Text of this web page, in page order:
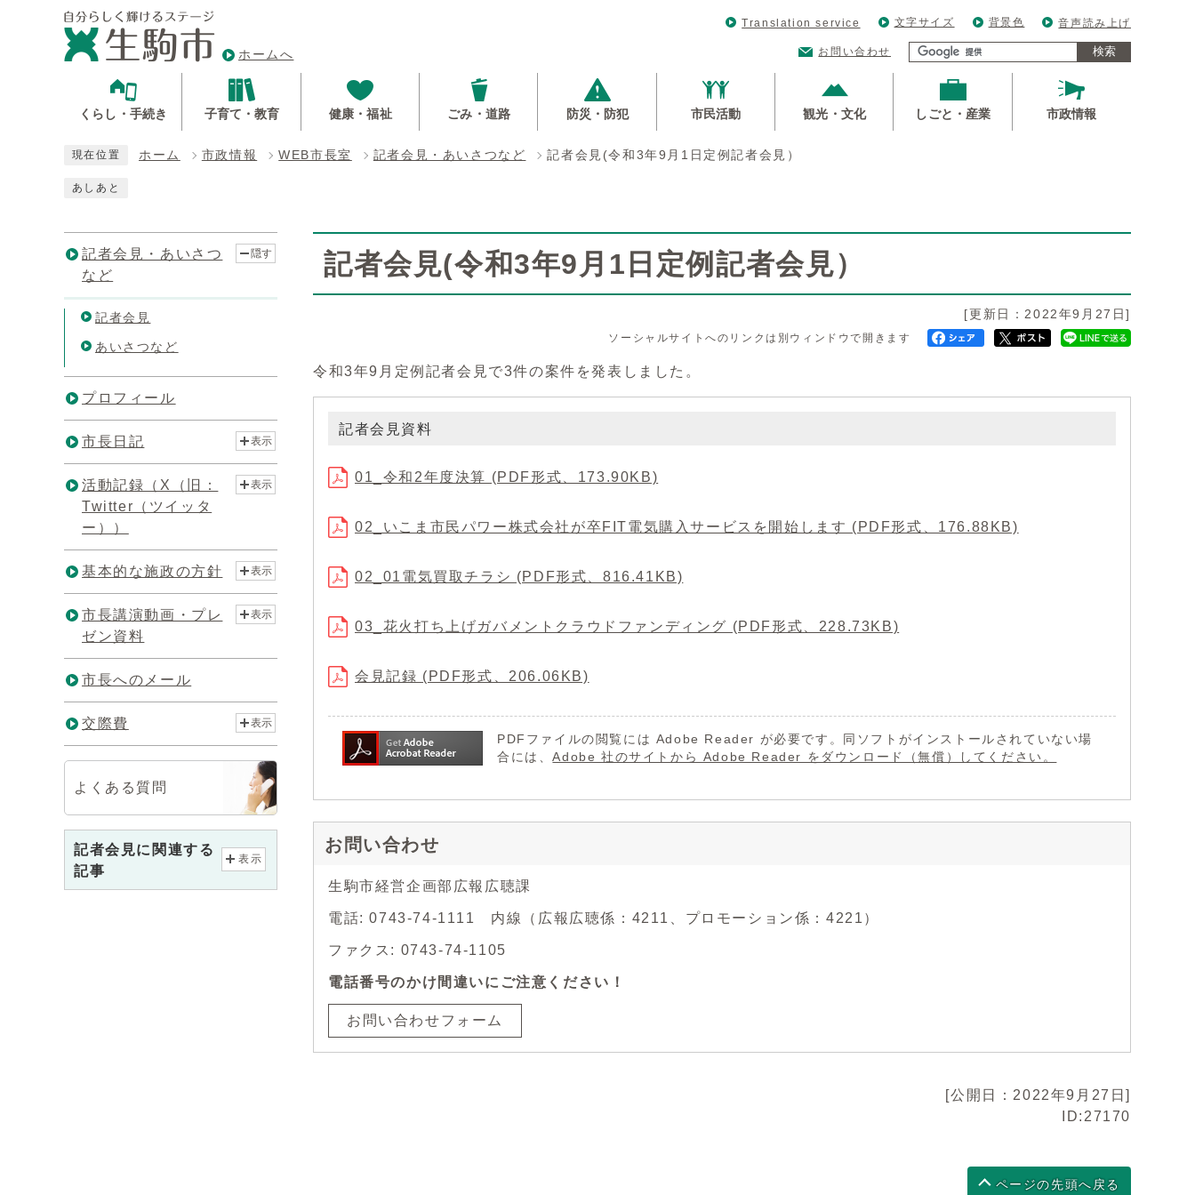
ホームへ
Translation service 文字サイズ 背景色 音声読み上げ
お問い合わせ 検索
くらし・手続き 子育て・教育 健康・福祉 ごみ・道路 防災・防犯 市民活動 観光・文化 しごと・産業 市政情報
現在位置 ホーム 市政情報 WEB市長室 記者会見・あいさつなど 記者会見(令和3年9月1日定例記者会見）
あしあと
記者会見(令和3年9月1日定例記者会見）
[更新日：2022年9月27日]
ソーシャルサイトへのリンクは別ウィンドウで開きます
令和3年9月定例記者会見で3件の案件を発表しました。
記者会見資料
01_令和2年度決算 (PDF形式、173.90KB)
02_いこま市民パワー株式会社が卒FIT電気購入サービスを開始します (PDF形式、176.88KB)
02_01電気買取チラシ (PDF形式、816.41KB)
03_花火打ち上げガバメントクラウドファンディング (PDF形式、228.73KB)
会見記録 (PDF形式、206.06KB)
PDFファイルの閲覧には Adobe Reader が必要です。同ソフトがインストールされていない場
合には、Adobe 社のサイトから Adobe Reader をダウンロード（無償）してください。
お問い合わせ
生駒市経営企画部広報広聴課
電話: 0743-74-1111 内線（広報広聴係：4211、プロモーション係：4221）
ファクス: 0743-74-1105
電話番号のかけ間違いにご注意ください！
お問い合わせフォーム
記者会見・あいさつ
など
隠す
記者会見
あいさつなど
プロフィール
市長日記 表示
活動記録（X（旧：
Twitter（ツイッタ
ー））
表示
基本的な施政の方針 表示
市長講演動画・プレ
ゼン資料
表示
市長へのメール
交際費 表示
よくある質問
記者会見に関連する
記事
表示
[公開日：2022年9月27日]
ID:27170
ページの先頭へ戻る